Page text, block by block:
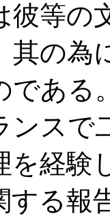
彼等の
其の為
である
ンスで
を経験
する報